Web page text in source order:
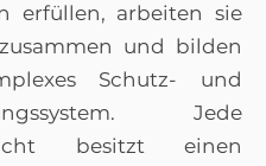
erfüllen, arbeiten sie
und bilden
Schutz- und
Jede
besitzt einen